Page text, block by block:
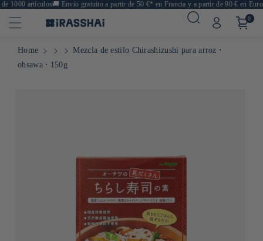
1000 artículos🚚Envío gratuito a partir de 50 €* en Francia y a partir de 90 € en Europa
0
Home
Mezcla de estilo Chirashizushi para arroz ⋅
ohsawa ⋅ 150g